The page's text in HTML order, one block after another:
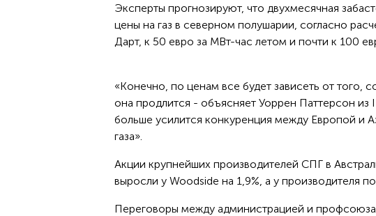
Эксперты прогнозируют, что двухмесячная
цены на газ в северном полушарии, согласно
Дарт, к 50 евро за МВт-час летом и почти к 100
«Конечно, по ценам все будет зависеть от того,
она продлится - объясняет Уоррен Паттерсон
больше усилится конкуренция между Европой и
газа».
Акции крупнейших производителей СПГ в
выросли у Woodside на 1,9%, а у производителя
Переговоры между администрацией и